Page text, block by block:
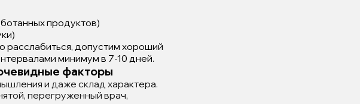
продуктов)
расслабиться, допустим хороший
минимум в 7-10 дней.
факторы
и даже склад характера.
перегруженный врач,